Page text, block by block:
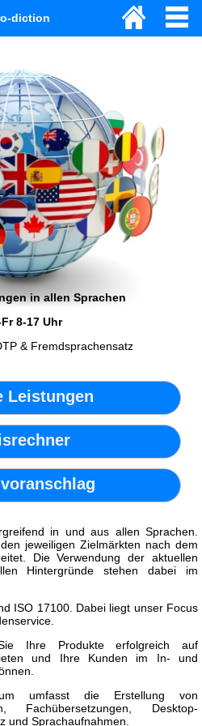
diction
in allen Sprachen
8-17 Uhr
& Fremdsprachensatz
Leistungen
in und aus allen Sprachen.
jeweiligen Zielmärkten nach dem
Die Verwendung der aktuellen
Hintergründe stehen dabei im
ISO 17100. Dabei liegt unser Focus
Ihre Produkte erfolgreich auf
und Ihre Kunden im In- und
umfasst die Erstellung von
Fachübersetzungen, Desktop-
und Sprachaufnahmen.